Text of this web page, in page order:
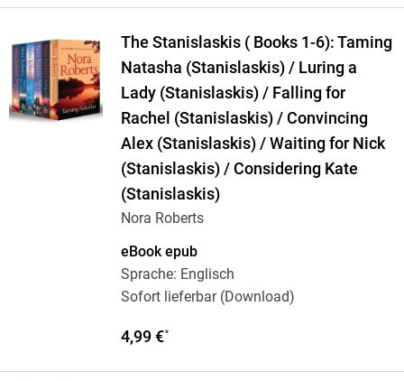
The Stanislaskis ( Books 1-6): Taming
Natasha (Stanislaskis) / Luring a
Lady (Stanislaskis) / Falling for
Rachel (Stanislaskis) / Convincing
Alex (Stanislaskis) / Waiting for Nick
(Stanislaskis) / Considering Kate
(Stanislaskis)
Nora Roberts
eBook epub
Sprache: Englisch
Sofort lieferbar (Download)
4,99 €*